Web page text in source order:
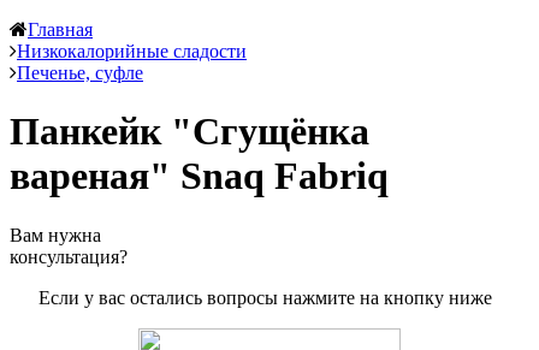
Главная
Низкокалорийные сладости
Печенье, суфле
Панкейк "Сгущёнка
вареная" Snaq Fabriq
Вам нужна
консультация?
Если у вас остались вопросы нажмите на кнопку ниже